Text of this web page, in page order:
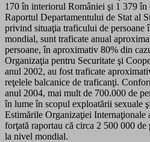
170 în interiorul României şi 1 379 în
Raportul Departamentului de Stat al
privind situaţia traficului de persoane
mondial, sunt traficate anual
persoane, în aproximativ 80% din
Organizaţia pentru Securitate şi
anul 2002, au fost traficate
reţelele balcanice de traficanţi.
anul 2004, mai mult de 700.000 de
în lume în scopul exploatării sexuale
Estimările Organizaţiei
forţată raportau că circa 2 500 000 de
la nivel mondial.